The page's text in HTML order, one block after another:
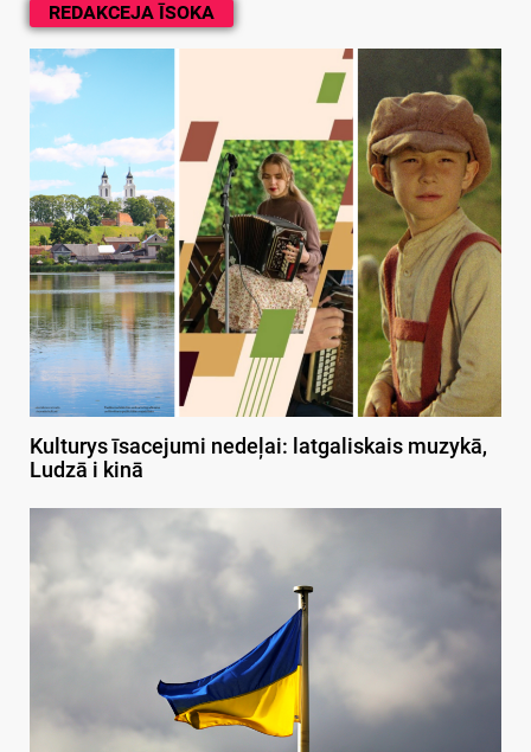
REDAKCEJA ĪSOKA
Kulturys īsacejumi nedeļai: latgaliskais muzykā,
Ludzā i kinā